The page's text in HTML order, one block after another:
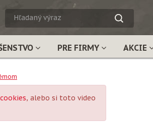
HĽADANÝ
VÝRAZ
PRE FIRMY AKCIE
, alebo si toto video